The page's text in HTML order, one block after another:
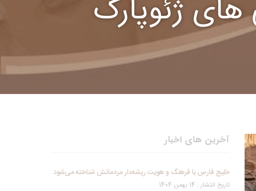
ژئوپارک
آخرین های اخبار
خلیج فارس با فرهنگ و هویت ریشه‌دار مردمانش شناخته می‌شود
تاریخ انتشار : 14 بهمن 1404